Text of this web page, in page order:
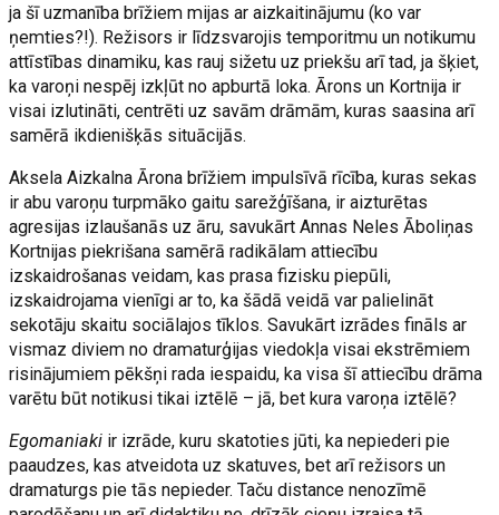
ja šī uzmanība brīžiem mijas ar aizkaitinājumu (ko var
ņemties?!). Režisors ir līdzsvarojis temporitmu un notikumu
attīstības dinamiku, kas rauj sižetu uz priekšu arī tad, ja šķiet,
ka varoņi nespēj izkļūt no apburtā loka. Ārons un Kortnija ir
visai izlutināti, centrēti uz savām drāmām, kuras saasina arī
samērā ikdienišķās situācijās.
Aksela Aizkalna Ārona brīžiem impulsīvā rīcība, kuras sekas
ir abu varoņu turpmāko gaitu sarežģīšana, ir aizturētas
agresijas izlaušanās uz āru, savukārt Annas Neles Āboliņas
Kortnijas piekrišana samērā radikālam attiecību
izskaidrošanas veidam, kas prasa fizisku piepūli,
izskaidrojama vienīgi ar to, ka šādā veidā var palielināt
sekotāju skaitu sociālajos tīklos. Savukārt izrādes fināls ar
vismaz diviem no dramaturģijas viedokļa visai ekstrēmiem
risinājumiem pēkšņi rada iespaidu, ka visa šī attiecību drāma
varētu būt notikusi tikai iztēlē – jā, bet kura varoņa iztēlē?
Egomaniaki ir izrāde, kuru skatoties jūti, ka nepiederi pie
paaudzes, kas atveidota uz skatuves, bet arī režisors un
dramaturgs pie tās nepieder. Taču distance nenozīmē